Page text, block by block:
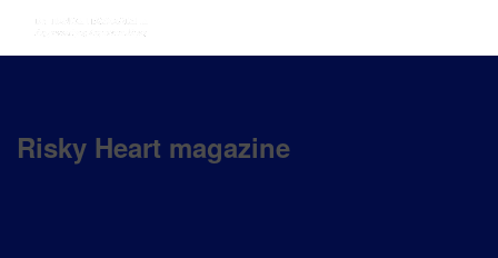
Risky Heart magazine